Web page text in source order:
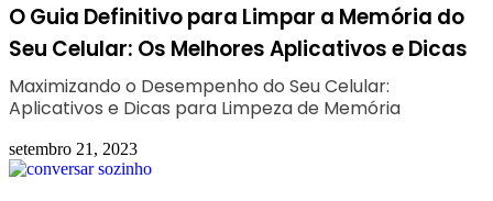
O Guia Definitivo para Limpar a Memória do
Seu Celular: Os Melhores Aplicativos e Dicas
Maximizando o Desempenho do Seu Celular:
Aplicativos e Dicas para Limpeza de Memória
setembro 21, 2023